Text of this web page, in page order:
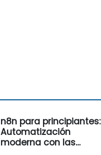
n8n para principiantes:
Automatización
moderna con las